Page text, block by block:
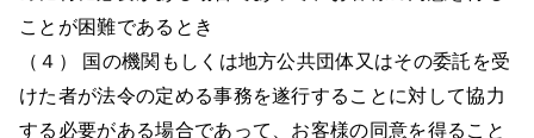
ことが困難であるとき
（４） 国の機関もしくは地方公共団体又はその委託を受
けた者が法令の定める事務を遂行することに対して協力
する必要がある場合であって、お客様の同意を得ること